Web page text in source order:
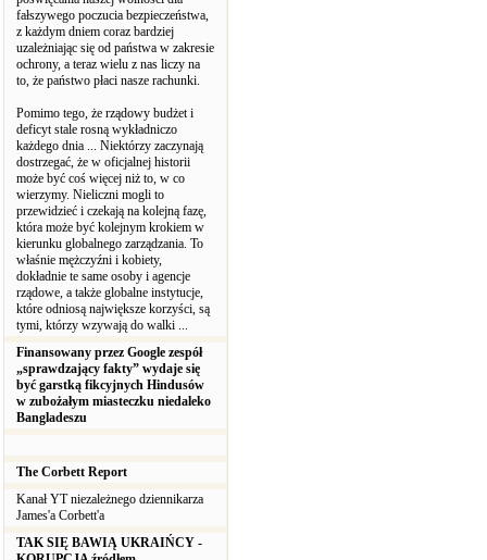
fałszywego poczucia bezpieczeństwa,
z każdym dniem coraz bardziej
uzależniając się od państwa w zakresie
ochrony, a teraz wielu z nas liczy na
to, że państwo płaci nasze rachunki.
Pomimo tego, że rządowy budżet i
deficyt stale rosną wykładniczo
każdego dnia ... Niektórzy zaczynają
dostrzegać, że w oficjalnej historii
może być coś więcej niż to, w co
wierzymy. Nieliczni mogli to
przewidzieć i czekają na kolejną fazę,
która może być kolejnym krokiem w
kierunku globalnego zarządzania. To
właśnie mężczyźni i kobiety,
dokładnie te same osoby i agencje
rządowe, a także globalne instytucje,
które odniosą największe korzyści, są
tymi, którzy wzywają do walki ...
Finansowany przez Google zespół
„sprawdzający fakty” wydaje się
być garstką fikcyjnych Hindusów
w zubożałym miasteczku niedaleko
Bangladeszu
The Corbett Report
Kanał YT niezależnego dziennikarza
James'a Corbett'a
TAK SIĘ BAWIĄ UKRAIŃCY -